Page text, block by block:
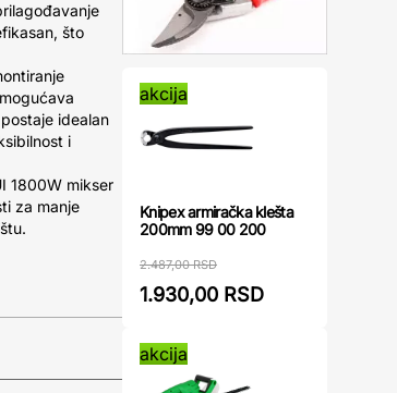
što
idealan
i
1800W mikser
za manje
akcija
Knipex armiračka klešta
200mm 99 00 200
2.487,00 RSD
1.930,00 RSD
akcija